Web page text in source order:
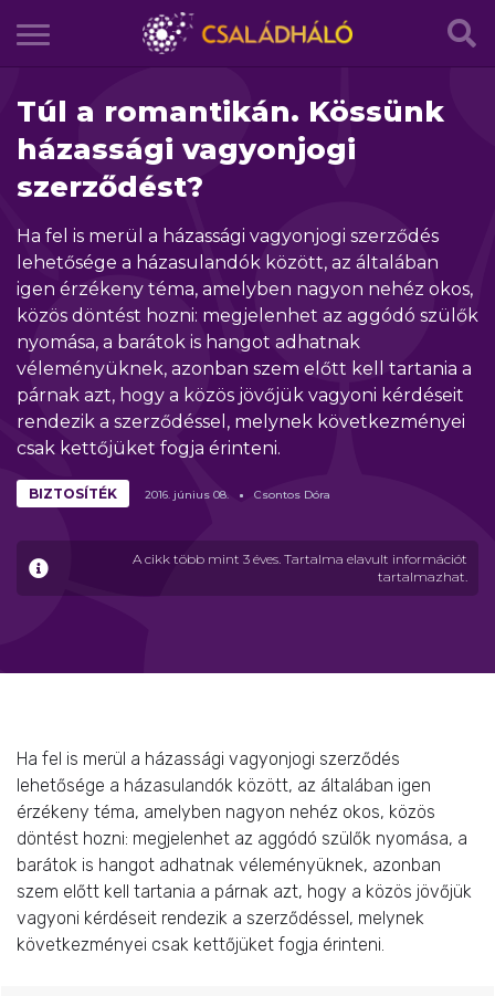
Túl a romantikán. Kössünk
házassági vagyonjogi
szerződést?
Ha fel is merül a házassági vagyonjogi szerződés
lehetősége a házasulandók között, az általában
igen érzékeny téma, amelyben nagyon nehéz okos,
közös döntést hozni: megjelenhet az aggódó szülők
nyomása, a barátok is hangot adhatnak
véleményüknek, azonban szem előtt kell tartania a
párnak azt, hogy a közös jövőjük vagyoni kérdéseit
rendezik a szerződéssel, melynek következményei
csak kettőjüket fogja érinteni.
A cikk több mint 3 éves. Tartalma elavult információt
tartalmazhat.
BIZTOSÍTÉK 2016. június 08. Csontos Dóra
Ha fel is merül a házassági vagyonjogi szerződés
lehetősége a házasulandók között, az általában igen
érzékeny téma, amelyben nagyon nehéz okos, közös
döntést hozni: megjelenhet az aggódó szülők nyomása, a
barátok is hangot adhatnak véleményüknek, azonban
szem előtt kell tartania a párnak azt, hogy a közös jövőjük
vagyoni kérdéseit rendezik a szerződéssel, melynek
következményei csak kettőjüket fogja érinteni.